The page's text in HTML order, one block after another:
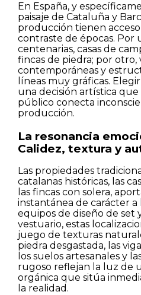
En España, y
paisaje de Cataluña y
producción tienen
contraste de épocas. Por
centenarias, casas de
fincas de piedra; por otro,
contemporáneas y
líneas muy gráficas.
una decisión artística que
público conecta
producción.
La resonancia
Calidez, textura y
Las propiedades
catalanas históricas, las
las fincas con solera,
instantánea de carácter a
equipos de diseño de set
vestuario, estas
juego de texturas
piedra desgastada, las
los suelos artesanales y
rugoso reflejan la luz de
orgánica que sitúa
la realidad.